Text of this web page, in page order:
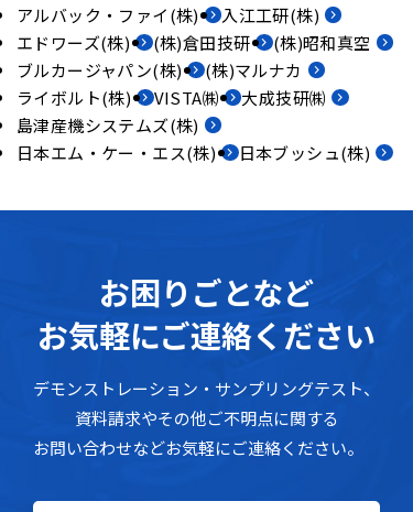
アルバック・ファイ(株)
入江工研(株)
エドワーズ(株)
(株)倉田技研
(株)昭和真空
ブルカージャパン(株)
(株)マルナカ
ライボルト(株)
VISTA㈱
大成技研㈱
島津産機システムズ(株)
日本エム・ケー・エス(株)
日本ブッシュ(株)
お困りごとなど
お気軽にご連絡ください
デモンストレーション・サンプリングテスト、
資料請求やその他ご不明点に関する
お問い合わせなどお気軽にご連絡ください。